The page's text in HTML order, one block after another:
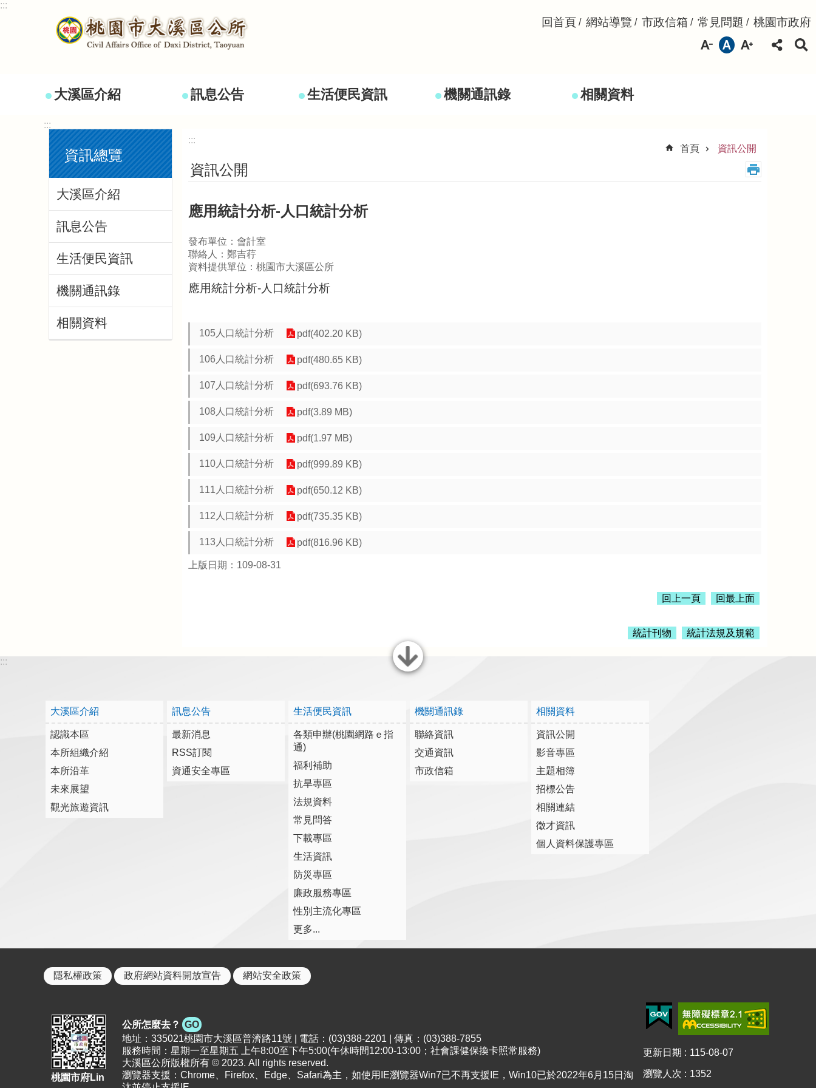
跳到主要內容區塊
:::
回首頁 網站導覽 市政信箱 常見問題 桃園市政府
大溪區介紹 訊息公告 生活便民資訊 機關通訊錄 相關資料
:::
資訊總覽
大溪區介紹
訊息公告
生活便民資訊
機關通訊錄
相關資料
:::
首頁
資訊公開
資訊公開
應用統計分析-人口統計分析
發布單位：會計室
聯絡人：鄭吉荇
資料提供單位：桃園市大溪區公所
應用統計分析-人口統計分析
105人口統計分析 pdf(402.20 KB)
106人口統計分析 pdf(480.65 KB)
107人口統計分析 pdf(693.76 KB)
108人口統計分析 pdf(3.89 MB)
109人口統計分析 pdf(1.97 MB)
110人口統計分析 pdf(999.89 KB)
111人口統計分析 pdf(650.12 KB)
112人口統計分析 pdf(735.35 KB)
113人口統計分析 pdf(816.96 KB)
上版日期：109-08-31
回上一頁 回最上面
統計刊物 統計法規及規範
關閉
:::
大溪區介紹
認識本區
本所組織介紹
本所沿革
未來展望
觀光旅遊資訊
訊息公告
最新消息
RSS訂閱
資通安全專區
生活便民資訊
各類申辦(桃園網路ｅ指
通)
福利補助
抗旱專區
法規資料
常見問答
下載專區
生活資訊
防災專區
廉政服務專區
性別主流化專區
更多...
機關通訊錄
聯絡資訊
交通資訊
市政信箱
相關資料
資訊公開
影音專區
主題相簿
招標公告
相關連結
徵才資訊
個人資料保護專區
隱私權政策 政府網站資料開放宣告 網站安全政策
桃園市府Lin
公所怎麼去？
GO
地址：335021桃園市大溪區普濟路11號 | 電話：(03)388-2201 | 傳真：(03)388-7855
服務時間：星期一至星期五 上午8:00至下午5:00(午休時間12:00-13:00；社會課健保換卡照常服務)
大溪區公所版權所有 © 2023. All rights reserved.
瀏覽器支援：Chrome、Firefox、Edge、Safari為主，如使用IE瀏覽器Win7已不再支援IE，Win10已於2022年6月15日淘
更新日期 115-08-07
瀏覽人次 1352